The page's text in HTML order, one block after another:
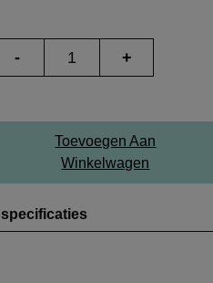
- +
Toevoegen Aan
Winkelwagen
specificaties